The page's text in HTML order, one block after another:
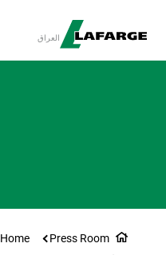
العراق
Home Press Room